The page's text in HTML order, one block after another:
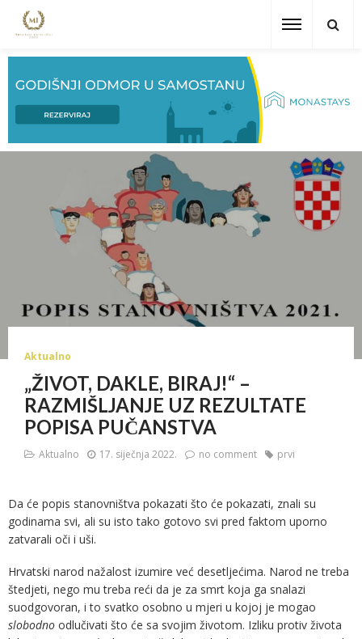
Aktualno
„ŽIVOT, DAKLE, BIRAJ!“ –
RAZMIŠLJANJE UZ REZULTATE
POPISA PUČANSTVA
Aktualno 17. siječnja 2022. no comment prvi
Da će popis stanovništva pokazati što će pokazati, znali su
godinama svi, ali su isto tako gotovo svi pred faktom uporno
zatvarali oči i uši.
Hrvatski narod nažalost izumire već desetljećima. Narod ne treba
štedjeti, nego mu treba reći da je za smrt koja ga snalazi
suodgovoran, i to svatko osobno u mjeri u kojoj je mogao
slobodno odlučivati što će sa svojim životom. Izliku protiv života